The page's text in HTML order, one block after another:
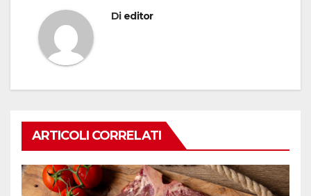
Di editor
ARTICOLI CORRELATI